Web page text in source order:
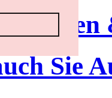
Sie